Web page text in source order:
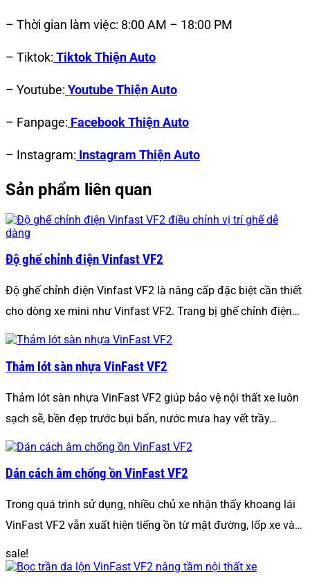
– Thời gian làm việc: 8:00 AM – 18:00 PM
– Tiktok: Tiktok Thiện Auto
– Youtube: Youtube Thiện Auto
– Fanpage: Facebook Thiện Auto
– Instagram: Instagram Thiện Auto
Sản phẩm liên quan
Độ ghế chỉnh điện Vinfast VF2
Độ ghế chỉnh điện Vinfast VF2 là nâng cấp đặc biệt cần thiết
cho dòng xe mini như Vinfast VF2. Trang bị ghế chỉnh điện…
Thảm lót sàn nhựa VinFast VF2
Thảm lót sàn nhựa VinFast VF2 giúp bảo vệ nội thất xe luôn
sạch sẽ, bền đẹp trước bụi bẩn, nước mưa hay vết trầy…
Dán cách âm chống ồn VinFast VF2
Trong quá trình sử dụng, nhiều chủ xe nhận thấy khoang lái
VinFast VF2 vẫn xuất hiện tiếng ồn từ mặt đường, lốp xe và…
sale!